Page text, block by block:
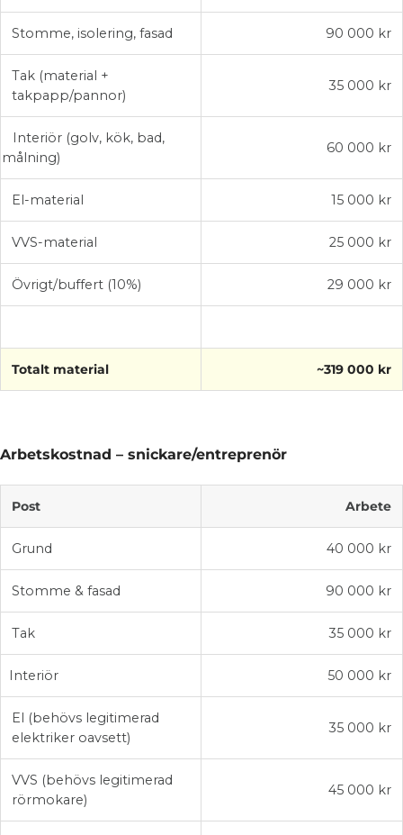
Stomme, isolering, fasad 90 000 kr
Tak (material +
takpapp/pannor)
35 000 kr
Interiör (golv, kök, bad,
målning)
60 000 kr
El-material 15 000 kr
VVS-material 25 000 kr
Övrigt/buffert (10%) 29 000 kr
Totalt material ~319 000 kr
Arbetskostnad – snickare/entreprenör
Post Arbete
Grund 40 000 kr
Stomme & fasad 90 000 kr
Tak 35 000 kr
Interiör 50 000 kr
El (behövs legitimerad
elektriker oavsett)
35 000 kr
VVS (behövs legitimerad
rörmokare)
45 000 kr